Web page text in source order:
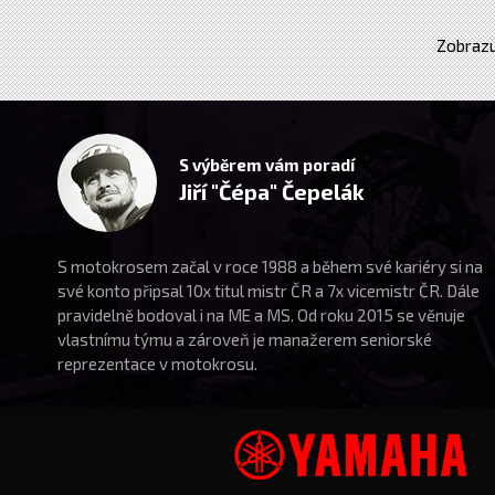
S výběrem vám poradí
Jiří "Čépa" Čepelák
S motokrosem začal v roce 1988 a během své kariéry si na
své konto připsal 10x titul mistr ČR a 7x vicemistr ČR. Dále
pravidelně bodoval i na ME a MS. Od roku 2015 se věnuje
vlastnímu týmu a zároveň je manažerem seniorské
reprezentace v motokrosu.